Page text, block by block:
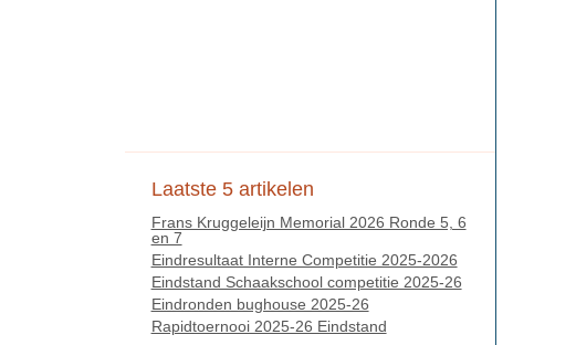
Laatste 5 artikelen
Frans Kruggeleijn Memorial 2026 Ronde 5, 6
en 7
Eindresultaat Interne Competitie 2025-2026
Eindstand Schaakschool competitie 2025-26
Eindronden bughouse 2025-26
Rapidtoernooi 2025-26 Eindstand